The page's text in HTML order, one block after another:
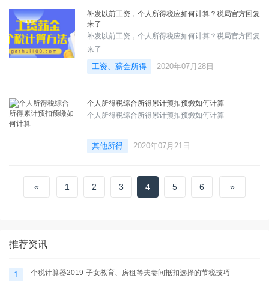
补发以前工资，个人所得税应如何计算？税局官方回复
来了
补发以前工资，个人所得税应如何计算？税局官方回复
来了
工资、薪金所得 2020年07月28日
个人所得税综合所得累计预扣预缴如何计算
个人所得税综合所得累计预扣预缴如何计算
其他所得 2020年07月21日
« 1 2 3 4 5 6 »
推荐资讯
1 个税计算器2019-子女教育、房租等夫妻间抵扣选择的节税技巧